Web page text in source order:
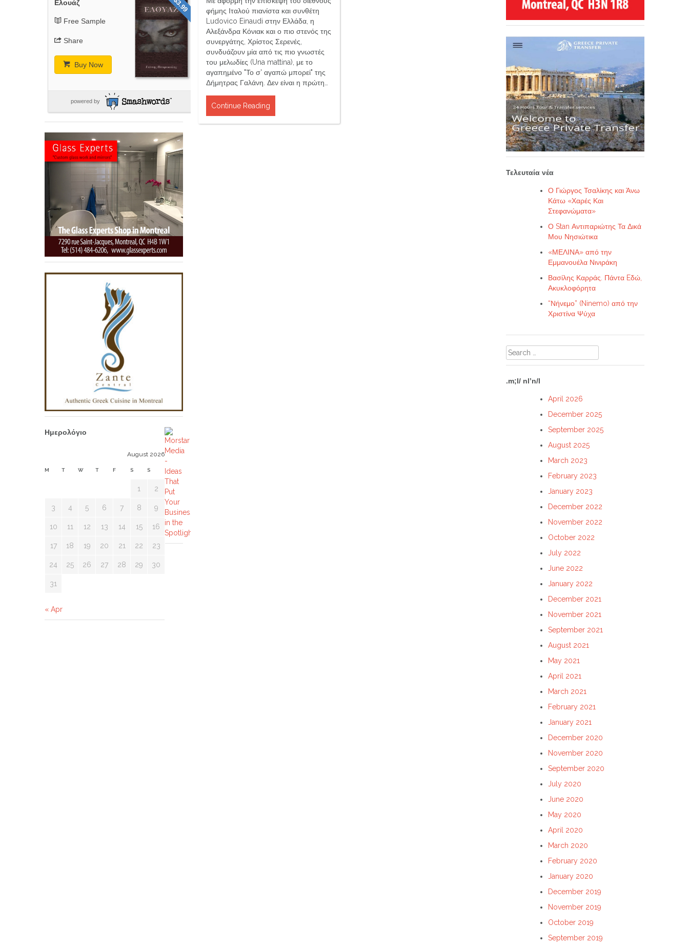
$3.99
Ελουάζ
Free Sample
Share
Buy Now
powered by
Ημερολόγιο
August 2026
M T W T F S S
1 2
3 4 5 6 7 8 9
10 11 12 13 14 15 16
17 18 19 20 21 22 23
24 25 26 27 28 29 30
31
« Apr
φήμης Ιταλού πιανίστα και συνθέτη
Ludovico Einaudi στην Ελλάδα, η
Αλεξάνδρα Κόνιακ και ο πιο στενός της
συνεργάτης, Χρίστος Σερενές,
συνδυάζουν μία από τις πιο γνωστές
του μελωδίες (Una mattina), με το
αγαπημένο "Το σ' αγαπώ μπορεί" της
Δήμητρας Γαλάνη. Δεν είναι η πρώτη…
Continue Reading
Τελευταία νέα
Ο Γιώργος Τσαλίκης και Άνω
Κάτω «Χαρές Και
Στεφανώματα»
Ο Stan Αντιπαριώτης Τα Δικά
Μου Νησιώτικα
«ΜΕΛΙΝΑ» από την
Εμμανουέλα Νινιράκη
Βασίλης Καρράς. Πάντα Eδώ,
Ακυκλοφόρητα
“Νήνεμο” (Ninemo) από την
Χριστίνα Ψύχα
Search
for:
.m;l/ nl’n/l
April 2026
December 2025
September 2025
August 2025
March 2023
February 2023
January 2023
December 2022
November 2022
October 2022
July 2022
June 2022
January 2022
December 2021
November 2021
September 2021
August 2021
May 2021
April 2021
March 2021
February 2021
January 2021
December 2020
November 2020
September 2020
July 2020
June 2020
May 2020
April 2020
March 2020
February 2020
January 2020
December 2019
November 2019
October 2019
September 2019